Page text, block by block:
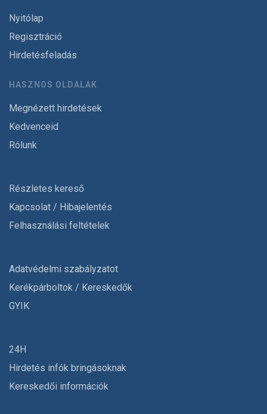
Nyitólap
Regisztráció
Hirdetésfeladás
HASZNOS OLDALAK
Megnézett hirdetések
Kedvenceid
Rólunk
Részletes kereső
Kapcsolat / Hibajelentés
Felhasználási feltételek
Adatvédelmi szabályzatot
Kerékpárboltok / Kereskedők
GYIK
24H
Hirdetés infók bringásoknak
Kereskedői információk